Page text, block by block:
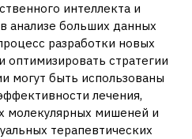
интеллекта и
анализе больших данных
разработки новых
оптимизировать стратегии
могут быть использованы
лечения‚
молекулярных мишеней и
терапевтических